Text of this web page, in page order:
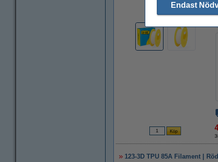
Zoom
123-3D TPU 85A Filament |
Endast